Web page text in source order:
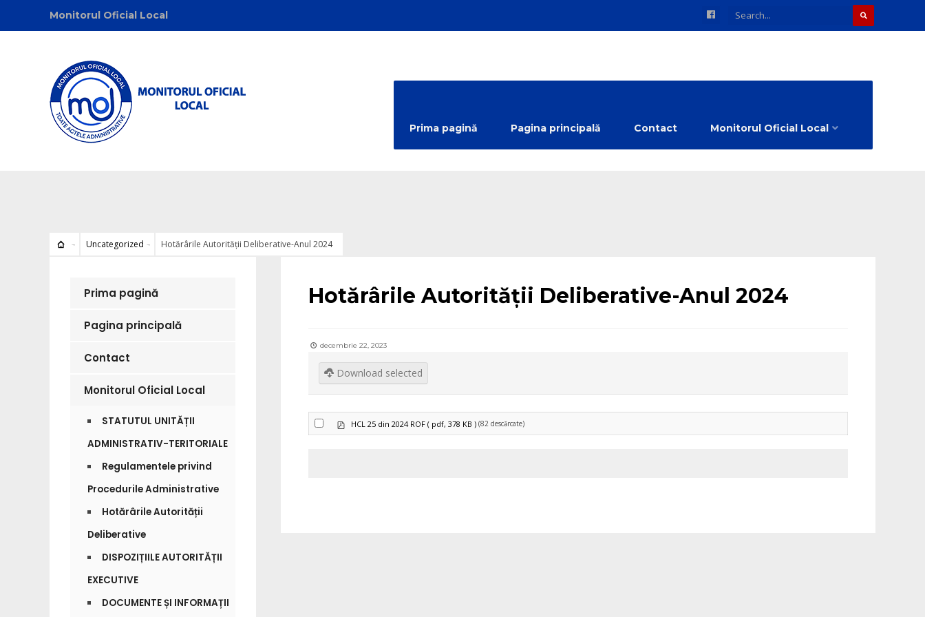
Monitorul Oficial Local
Prima pagină Pagina principală Contact Monitorul Oficial Local
Uncategorized Hotărârile Autorității Deliberative-Anul 2024
Uncategorized
Hotărârile Autorității Deliberative-Anul 2024
decembrie 22, 2023
Download selected
pdfHCL 25 din 2024 ROF ( pdf, 378 KB ) (82 descărcate)
Prima pagină
Pagina principală
Contact
Monitorul Oficial Local
STATUTUL UNITĂȚII
ADMINISTRATIV-TERITORIALE
Regulamentele privind
Procedurile Administrative
Hotărârile Autorității
Deliberative
DISPOZIȚIILE AUTORITĂȚII
EXECUTIVE
DOCUMENTE ȘI INFORMAȚII